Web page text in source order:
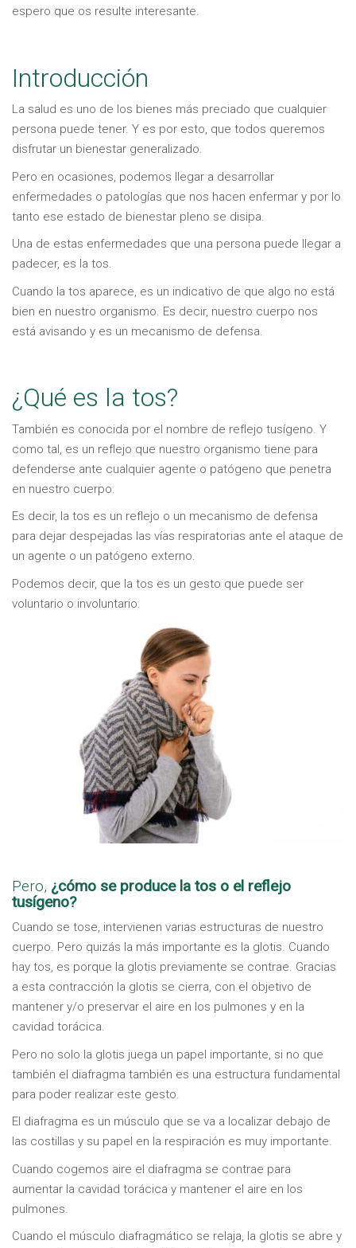
espero que os resulte interesante.
Introducción
La salud es uno de los bienes más preciado que cualquier
persona puede tener. Y es por esto, que todos queremos
disfrutar un bienestar generalizado.
Pero en ocasiones, podemos llegar a desarrollar
enfermedades o patologías que nos hacen enfermar y por lo
tanto ese estado de bienestar pleno se disipa.
Una de estas enfermedades que una persona puede llegar a
padecer, es la tos.
Cuando la tos aparece, es un indicativo de que algo no está
bien en nuestro organismo. Es decir, nuestro cuerpo nos
está avisando y es un mecanismo de defensa.
¿Qué es la tos?
También es conocida por el nombre de reflejo tusígeno. Y
como tal, es un reflejo que nuestro organismo tiene para
defenderse ante cualquier agente o patógeno que penetra
en nuestro cuerpo.
Es decir, la tos es un reflejo o un mecanismo de defensa
para dejar despejadas las vías respiratorias ante el ataque de
un agente o un patógeno externo.
Podemos decir, que la tos es un gesto que puede ser
voluntario o involuntario.
Pero, ¿cómo se produce la tos o el reflejo
tusígeno?
Cuando se tose, intervienen varias estructuras de nuestro
cuerpo. Pero quizás la más importante es la glotis. Cuando
hay tos, es porque la glotis previamente se contrae. Gracias
a esta contracción la glotis se cierra, con el objetivo de
mantener y/o preservar el aire en los pulmones y en la
cavidad torácica.
Pero no solo la glotis juega un papel importante, si no que
también el diafragma también es una estructura fundamental
para poder realizar este gesto.
El diafragma es un músculo que se va a localizar debajo de
las costillas y su papel en la respiración es muy importante.
Cuando cogemos aire el diafragma se contrae para
aumentar la cavidad torácica y mantener el aire en los
pulmones.
Cuando el músculo diafragmático se relaja, la glotis se abre y